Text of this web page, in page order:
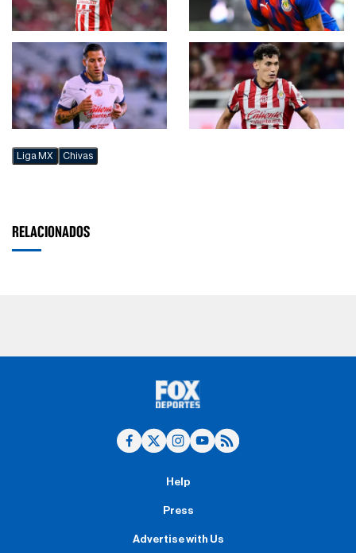
Liga MX Chivas
RELACIONADOS
Help
Press
Advertise with Us